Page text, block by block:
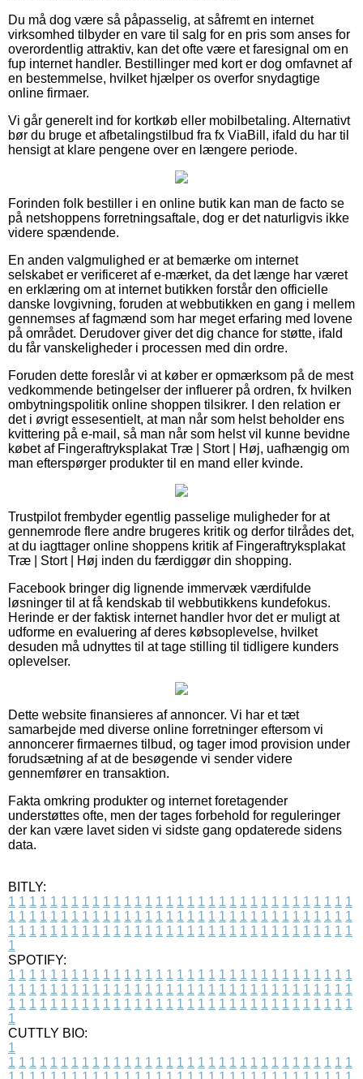
Du må dog være så påpasselig, at såfremt en internet
virksomhed tilbyder en vare til salg for en pris som anses for
overordentlig attraktiv, kan det ofte være et faresignal om en
fup internet handler. Bestillinger med kort er dog omfavnet af
en bestemmelse, hvilket hjælper os overfor snydagtige
online firmaer.
Vi går generelt ind for kortkøb eller mobilbetaling. Alternativt
bør du bruge et afbetalingstilbud fra fx ViaBill, ifald du har til
hensigt at klare pengene over en længere periode.
Forinden folk bestiller i en online butik kan man de facto se
på netshoppens forretningsaftale, dog er det naturligvis ikke
videre spændende.
En anden valgmulighed er at bemærke om internet
selskabet er verificeret af e-mærket, da det længe har været
en erklæring om at internet butikken forstår den officielle
danske lovgivning, foruden at webbutikken en gang i mellem
gennemses af fagmænd som har meget erfaring med lovene
på området. Derudover giver det dig chance for støtte, ifald
du får vanskeligheder i processen med din ordre.
Foruden dette foreslår vi at køber er opmærksom på de mest
vedkommende betingelser der influerer på ordren, fx hvilken
ombytningspolitik online shoppen tilsikrer. I den relation er
det i øvrigt essesentielt, at man når som helst beholder ens
kvittering på e-mail, så man når som helst vil kunne bevidne
købet af Fingeraftryksplakat Træ | Stort | Høj, uafhængig om
man efterspørger produkter til en mand eller kvinde.
Trustpilot frembyder egentlig passelige muligheder for at
gennemrode flere andre brugeres kritik og derfor tilrådes det,
at du iagttager online shoppens kritik af Fingeraftryksplakat
Træ | Stort | Høj inden du færdiggør din shopping.
Facebook bringer dig lignende immervæk værdifulde
løsninger til at få kendskab til webbutikkens kundefokus.
Herinde er der faktisk internet handler hvor det er muligt at
udforme en evaluering af deres købsoplevelse, hvilket
desuden må udnyttes til at tage stilling til tidligere kunders
oplevelser.
Dette website finansieres af annoncer. Vi har et tæt
samarbejde med diverse online forretninger eftersom vi
annoncerer firmaernes tilbud, og tager imod provision under
forudsætning af at de besøgende vi sender videre
gennemfører en transaktion.
Fakta omkring produkter og internet foretagender
understøttes ofte, men der tages forbehold for reguleringer
der kan være lavet siden vi sidste gang opdaterede sidens
data.
BITLY:
1 1 1 1 1 1 1 1 1 1 1 1 1 1 1 1 1 1 1 1 1 1 1 1 1 1 1 1 1 1 1 1 1
1 1 1 1 1 1 1 1 1 1 1 1 1 1 1 1 1 1 1 1 1 1 1 1 1 1 1 1 1 1 1 1 1
1 1 1 1 1 1 1 1 1 1 1 1 1 1 1 1 1 1 1 1 1 1 1 1 1 1 1 1 1 1 1 1 1
1
SPOTIFY:
1 1 1 1 1 1 1 1 1 1 1 1 1 1 1 1 1 1 1 1 1 1 1 1 1 1 1 1 1 1 1 1 1
1 1 1 1 1 1 1 1 1 1 1 1 1 1 1 1 1 1 1 1 1 1 1 1 1 1 1 1 1 1 1 1 1
1 1 1 1 1 1 1 1 1 1 1 1 1 1 1 1 1 1 1 1 1 1 1 1 1 1 1 1 1 1 1 1 1
1
CUTTLY BIO:
1
1 1 1 1 1 1 1 1 1 1 1 1 1 1 1 1 1 1 1 1 1 1 1 1 1 1 1 1 1 1 1 1 1